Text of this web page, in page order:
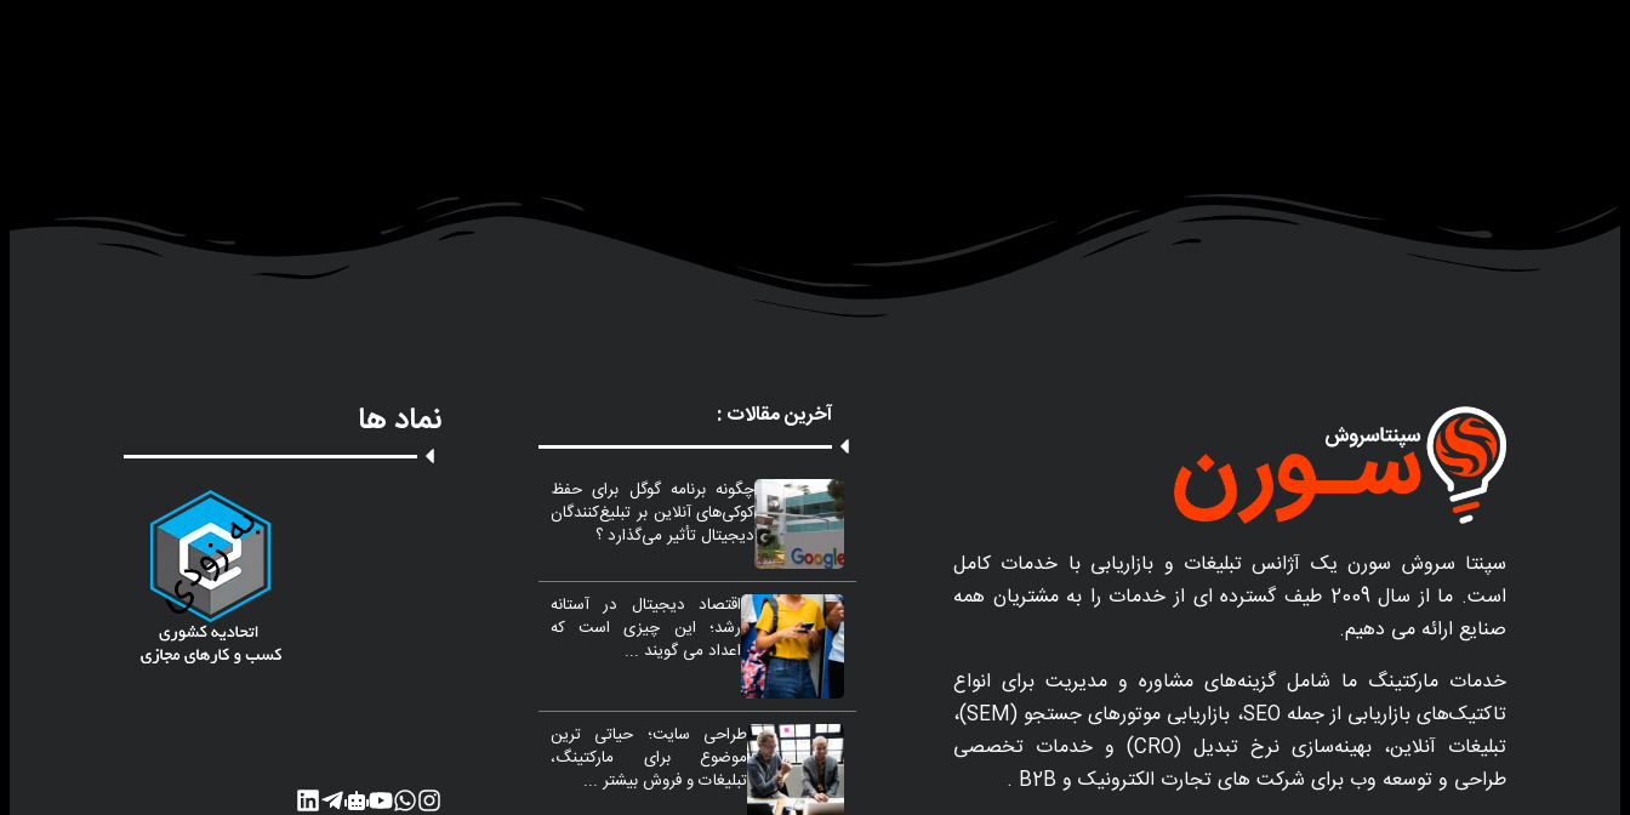
سپنتا سروش سورن یک آژانس تبلیغات و بازاریابی با خدمات کامل
است. ما از سال 2009 طیف گسترده ای از خدمات را به مشتریان همه
صنایع ارائه می دهیم.
خدمات مارکتینگ ما شامل گزینه‌های مشاوره و مدیریت برای انواع
تاکتیک‌های بازاریابی از جمله SEO، بازاریابی موتورهای جستجو (SEM)،
تبلیغات آنلاین، بهینه‌سازی نرخ تبدیل (CRO) و خدمات تخصصی
طراحی و توسعه وب برای شرکت های تجارت الکترونیک و B2B .
آخرین مقالات :
چگونه برنامه گوگل برای حفظ
کوکی‌های آنلاین بر تبلیغ‌کنندگان
دیجیتال تأثیر می‌گذارد ؟
اقتصاد دیجیتال در آستانه
رشد؛ این چیزی است که
اعداد می گویند ...
طراحی سایت؛ حیاتی ترین
موضوع برای مارکتینگ،
تبلیغات و فروش بیشتر ...
نماد ها